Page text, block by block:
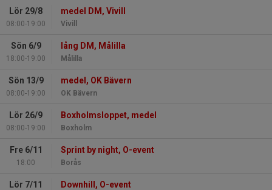
Lör 29/8
08:00-19:00
medel DM, Vivill
Vivill
Sön 6/9
18:00-19:00
lång DM, Målilla
Målilla
Sön 13/9
08:00-19:00
medel, OK Bävern
OK Bävern
Lör 26/9
08:00-19:00
Boxholmsloppet, medel
Boxholm
Fre 6/11
18:00
Sprint by night, O-event
Borås
Lör 7/11 Downhill, O-event